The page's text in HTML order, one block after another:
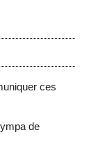
ces
de